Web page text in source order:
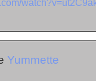
Yummette